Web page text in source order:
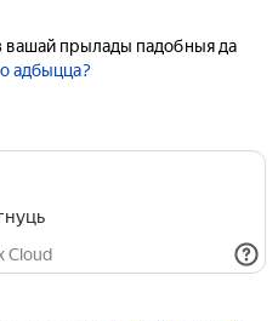
вашай прылады падобныя да
адбыцца?
Cloud